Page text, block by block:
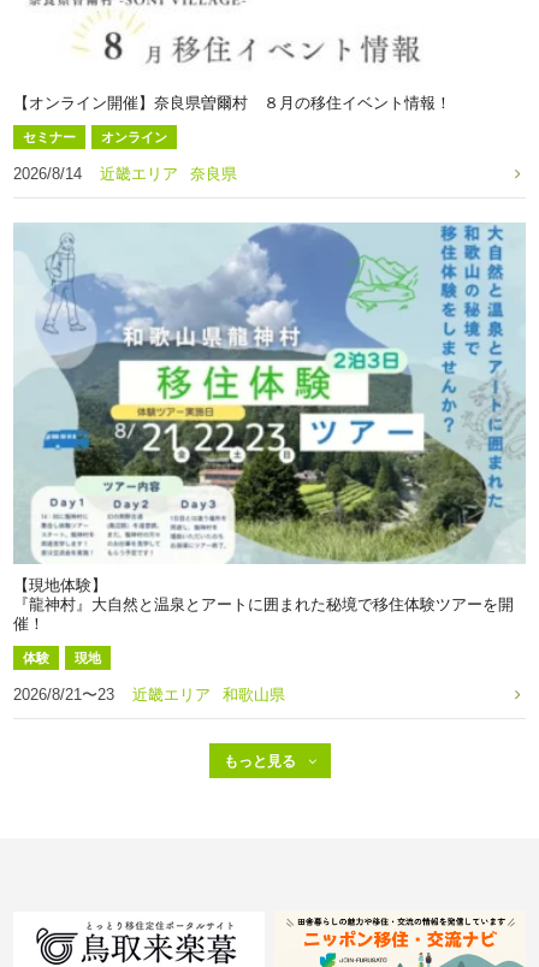
【オンライン開催】奈良県曽爾村 ８月の移住イベント情報！
セミナー オンライン
2026/8/14 近畿エリア 奈良県
【現地体験】
『龍神村』大自然と温泉とアートに囲まれた秘境で移住体験ツアーを開
催！
体験 現地
2026/8/21〜23 近畿エリア 和歌山県